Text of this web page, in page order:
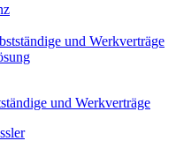
und Werkverträge